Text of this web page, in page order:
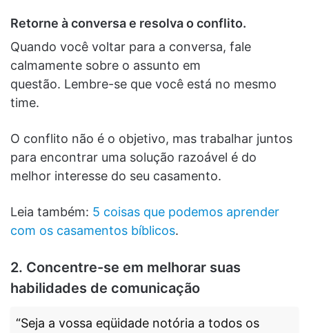
Retorne à conversa e resolva o conflito.
Quando você voltar para a conversa, fale
calmamente sobre o assunto em
questão. Lembre-se que você está no mesmo
time.
O conflito não é o objetivo, mas trabalhar juntos
para encontrar uma solução razoável é do
melhor interesse do seu casamento.
Leia também: 5 coisas que podemos aprender
com os casamentos bíblicos.
2. Concentre-se em melhorar suas
habilidades de comunicação
“Seja a vossa eqüidade notória a todos os